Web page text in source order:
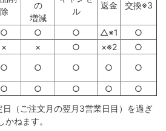
除
の
増減
ル
返金 交換※3
○ ○ ○ △※1
○
× × ○ ×※2
○
○ ○ ○ ○ ○
○ ○ ○ ○
○
（ご注文月の翌月3営業日目）を過ぎ
ねます。